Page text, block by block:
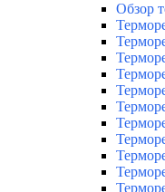
Обзор